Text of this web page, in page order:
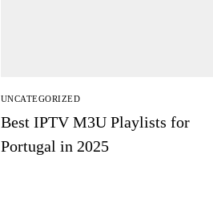
UNCATEGORIZED
Best IPTV M3U Playlists for
Portugal in 2025